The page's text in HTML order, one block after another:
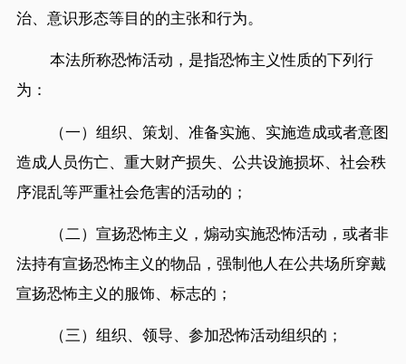
治、意识形态等目的的主张和行为。
本法所称恐怖活动，是指恐怖主义性质的下列行
为：
（一）组织、策划、准备实施、实施造成或者意图
造成人员伤亡、重大财产损失、公共设施损坏、社会秩
序混乱等严重社会危害的活动的；
（二）宣扬恐怖主义，煽动实施恐怖活动，或者非
法持有宣扬恐怖主义的物品，强制他人在公共场所穿戴
宣扬恐怖主义的服饰、标志的；
（三）组织、领导、参加恐怖活动组织的；